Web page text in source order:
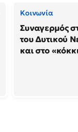
Κοινωνία
Συναγερμός
του Δυτικού
και στο